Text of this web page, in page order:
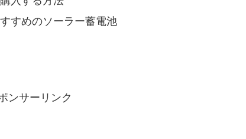
すめのソーラー蓄電池
ンサーリンク